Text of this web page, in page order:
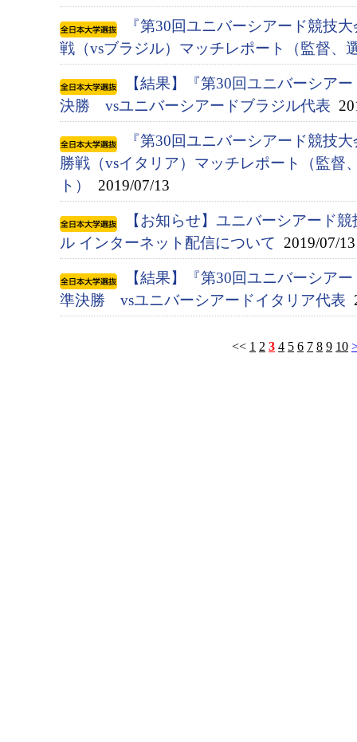
『第30回ユニバーシアード競技
戦（vsブラジル）マッチレポート（監督、
【結果】『第30回ユニバーシア
決勝 vsユニバーシアードブラジル代表
『第30回ユニバーシアード競技
勝戦（vsイタリア）マッチレポート（監督
ト）
2019/07/13
【お知らせ】ユニバーシアード
ル インターネット配信について 2019/07/13
【結果】『第30回ユニバーシア
準決勝 vsユニバーシアードイタリア代表
<< 1 2 3 4 5 6 7 8 9 10